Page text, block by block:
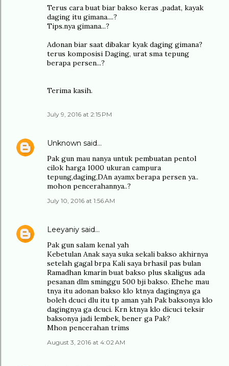
Terus cara buat biar bakso keras ,padat, kayak
daging itu gimana....?
Tips.nya gimana...?
Adonan biar saat dibakar kyak daging gimana?
terus komposisi Daging, urat sma tepung
berapa persen...?
Terima kasih.
July 9, 2016 at 2:15 PM
Unknown said…
Pak gun mau nanya untuk pembuatan pentol
cilok harga 1000 ukuran campura
tepung,daging,DAn ayamx berapa persen ya..
mohon pencerahannya..?
July 10, 2016 at 1:56 AM
Leeyaniy said…
Pak gun salam kenal yah
Kebetulan Anak saya suka sekali bakso akhirnya
setelah gagal brpa Kali saya brhasil pas bulan
Ramadhan kmarin buat bakso plus skaligus ada
pesanan dlm sminggu 500 bji bakso. Ehehe mau
tnya itu adonan bakso klo ktnya dagingnya ga
boleh dcuci dlu itu tp aman yah Pak baksonya klo
dagingnya ga dcuci. Krn ktnya klo dicuci teksir
baksonya jadi lembek, bener ga Pak?
Mhon pencerahan trims
August 3, 2016 at 4:02 AM